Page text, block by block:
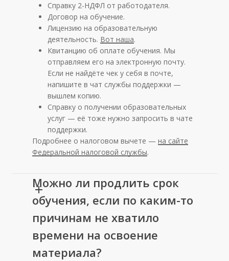
Справку 2-НДФЛ от работодателя.
Договор на обучение.
Лицензию на образовательную
деятельность. Вот наша.
Квитанцию об оплате обучения. Мы
отправляем его на электронную почту.
Если не найдёте чек у себя в почте,
напишите в чат службы поддержки —
вышлем копию.
Справку о получении образовательных
услуг — её тоже нужно запросить в чате
поддержки.
Подробнее о налоговом вычете — на сайте
Федеральной налоговой службы.
Можно ли продлить срок
обучения, если по каким-то
причинам не хватило
времени на освоение
материала?